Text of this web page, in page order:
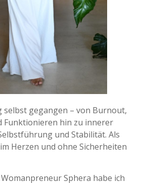
selbst gegangen – von Burnout,
Funktionieren hin zu innerer
und Stabilität. Als
Herzen und ohne Sicherheiten
Sphera habe ich